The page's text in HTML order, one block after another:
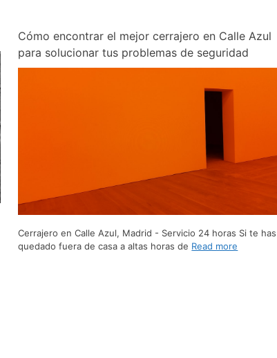
Cómo encontrar el mejor cerrajero en Calle Azul
para solucionar tus problemas de seguridad
Cerrajero en Calle Azul, Madrid - Servicio 24 horas Si te has
quedado fuera de casa a altas horas de Read more